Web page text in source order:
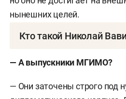
нынешних целей.
Кто такой Николай
Восточного факультета
государственного
— А выпускники МГИМО?
— Они заточены строго под